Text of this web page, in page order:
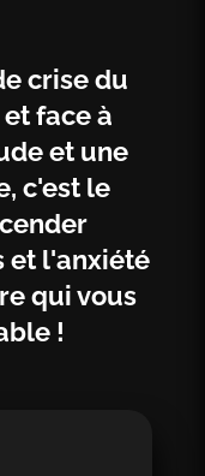
crise du
face à
et une
c'est le
et l'anxiété
qui vous
!